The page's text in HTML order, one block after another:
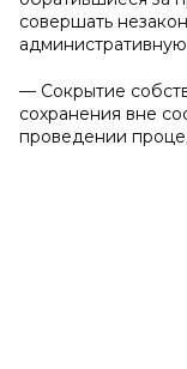
совершать
административную
— Сокрытие
сохранения вне
проведении